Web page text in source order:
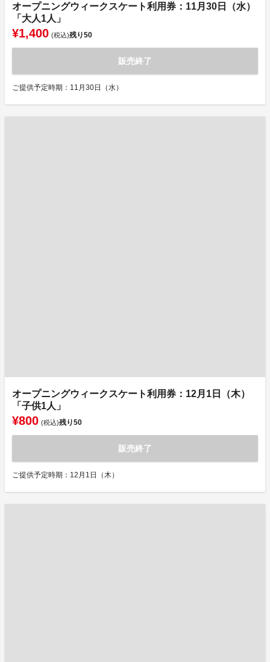
オープニングウィークスケート利用券：11月30日（水）
「大人1人」
¥1,400 (税込)残り50
販売終了
ご提供予定時期：11月30日（水）
オープニングウィークスケート利用券：12月1日（木）
「子供1人」
¥800 (税込)残り50
販売終了
ご提供予定時期：12月1日（木）